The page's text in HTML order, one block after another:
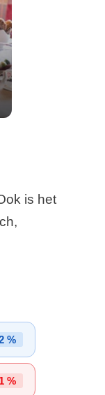
is het
%
%